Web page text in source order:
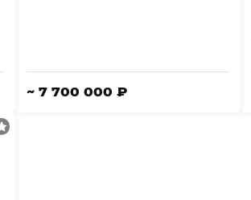
~ 7 700 000 ₽